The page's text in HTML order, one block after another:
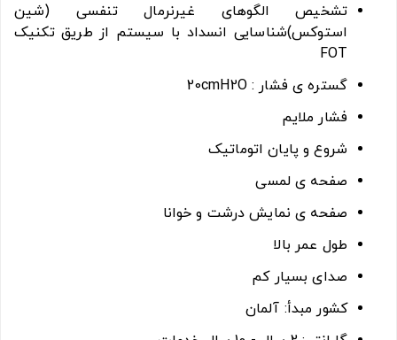
تشخیص الگوهای غیرنرمال تنفسی (شین
استوکس)شناسایی انسداد با سیستم از طریق تکنیک
FOT
گستره ی فشار : 20cmH2O
فشار ملایم
شروع و پایان اتوماتیک
صفحه ی لمسی
صفحه ی نمایش درشت و خوانا
طول عمر بالا
صدای بسیار کم
کشور مبدأ: آلمان